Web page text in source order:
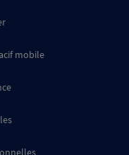
mobile